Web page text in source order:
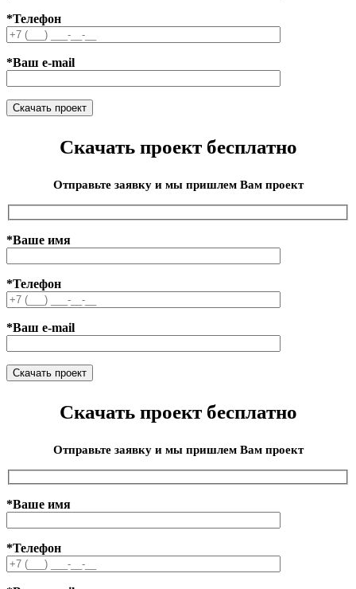
*Телефон
*Ваш e-mail
Скачать проект бесплатно
Отправьте заявку и мы пришлем Вам проект
*Ваше имя
*Телефон
*Ваш e-mail
Скачать проект бесплатно
Отправьте заявку и мы пришлем Вам проект
*Ваше имя
*Телефон